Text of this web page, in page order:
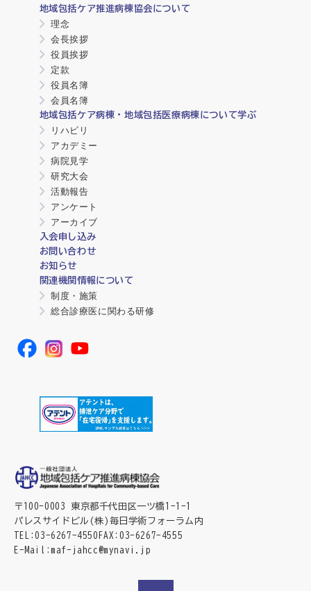
地域包括ケア推進病棟協会について
理念
会長挨拶
役員挨拶
定款
役員名簿
会員名簿
地域包括ケア病棟・地域包括医療病棟について学ぶ
リハビリ
アカデミー
病院見学
研究大会
活動報告
アンケート
アーカイブ
入会申し込み
お問い合わせ
お知らせ
関連機関情報について
制度・施策
総合診療医に関わる研修
〒100-0003 東京都千代田区一ツ橋1-1-1
パレスサイドビル(株)毎日学術フォーラム内
TEL
03-6267-4550 FAX
03-6267-4555
E-Mail
maf-jahcc@mynavi.jp